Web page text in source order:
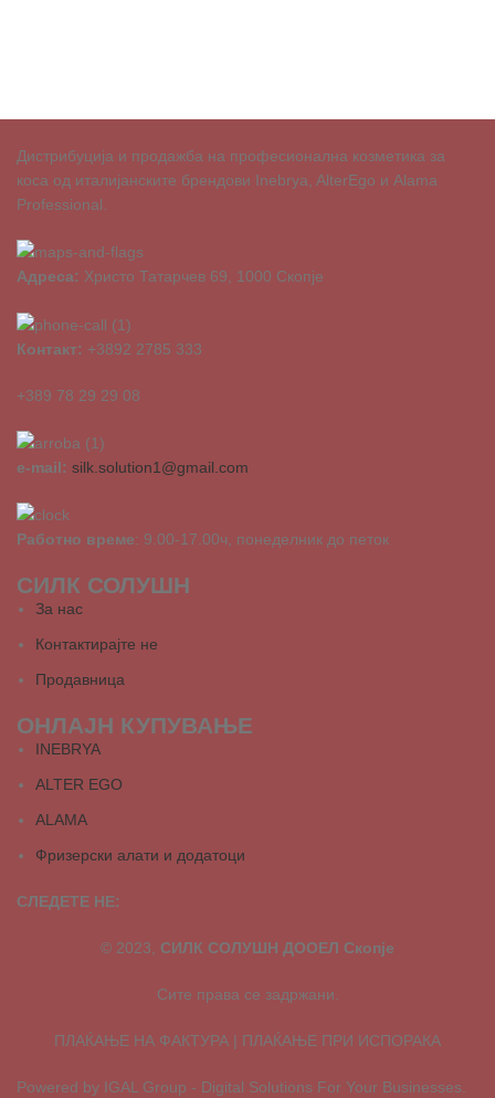
Дистрибуција и продажба на професионална козметика за
коса од италијанските брендови Inebrya, AlterEgo и Alama
Professional.
Адреса: Христо Татарчев 69, 1000 Скопје
Контакт: +3892 2785 333
+389 78 29 29 08
e-mail: silk.solution1@gmail.com
Работно време: 9.00-17.00ч, понеделник до петок
СИЛК СОЛУШН
За нас
Контактирајте не
Продавница
ОНЛАЈН КУПУВАЊЕ
INEBRYA
ALTER EGO
ALAMA
Фризерски алати и додатоци
СЛЕДЕТЕ НЕ:
© 2023, СИЛК СОЛУШН ДООЕЛ Скопје
Сите права се задржани.
ПЛАЌАЊЕ НА ФАКТУРА | ПЛАЌАЊЕ ПРИ ИСПОРАКА
Powered by IGAL Group - Digital Solutions For Your Businesses.